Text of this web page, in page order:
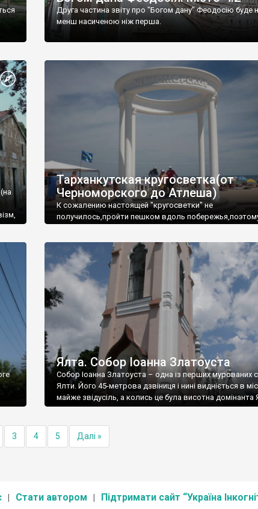
Друга частина звіту про "Богом дану" Феодосію буде
менш насиченою ніж перша.
Тарханкутская кругосветка(от
Черноморского до Атлеша)
К сожалению настоящей "кругосветки" не
получилось,пройти пешком вдоль
Ялта. Собор Іоанна Златоуста
Собор Іоанна Златоуста – одна із перших мурованих
Ялти. Його 45-метрова дзвіниця і нині видніється в
майже звідусіль, а колись це була висотна домінанта
3 4 5 Далі »
Стати автором Підтримати сайт “Україна